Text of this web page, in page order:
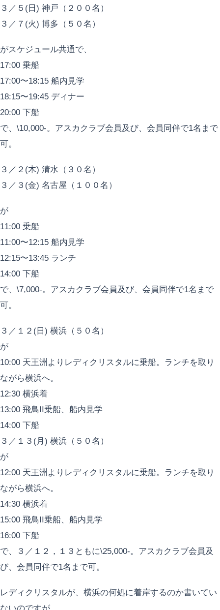
３／５(日) 神戸（２００名）
３／７(火) 博多（５０名）
がスケジュール共通で、
17:00 乗船
17:00〜18:15 船内見学
18:15〜19:45 ディナー
20:00 下船
で、\10,000-。アスカクラブ会員及び、会員同伴で1名まで
可。
３／２(木) 清水（３０名）
３／３(金) 名古屋（１００名）
が
11:00 乗船
11:00〜12:15 船内見学
12:15〜13:45 ランチ
14:00 下船
で、\7,000-。アスカクラブ会員及び、会員同伴で1名まで
可。
３／１２(日) 横浜（５０名）
が
10:00 天王洲よりレディクリスタルに乗船。ランチを取り
ながら横浜へ。
12:30 横浜着
13:00 飛鳥II乗船、船内見学
14:00 下船
３／１３(月) 横浜（５０名）
が
12:00 天王洲よりレディクリスタルに乗船。ランチを取り
ながら横浜へ。
14:30 横浜着
15:00 飛鳥II乗船、船内見学
16:00 下船
で、３／１２，１３ともに\25,000-。アスカクラブ会員及
び、会員同伴で1名まで可。
レディクリスタルが、横浜の何処に着岸するのか書いてい